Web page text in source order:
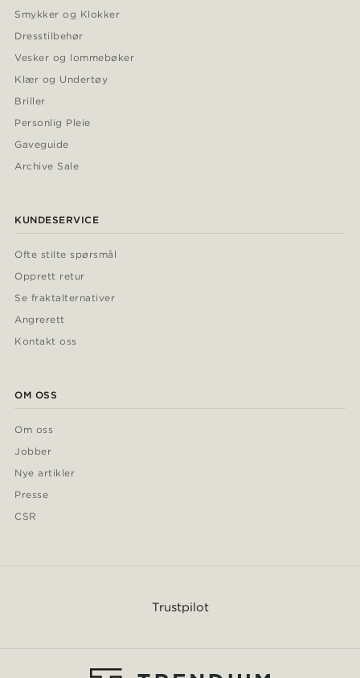
Smykker og Klokker
Dresstilbehør
Vesker og lommebøker
Klær og Undertøy
Briller
Personlig Pleie
Gaveguide
Archive Sale
KUNDESERVICE
Ofte stilte spørsmål
Opprett retur
Se fraktalternativer
Angrerett
Kontakt oss
OM OSS
Om oss
Jobber
Nye artikler
Presse
CSR
Trustpilot